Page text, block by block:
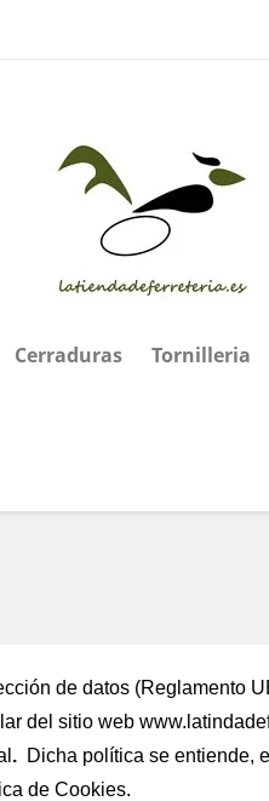
Cerraduras Tornilleria
de datos (Reglamento
del sitio web
. Dicha política se entiende,
de Cookies.